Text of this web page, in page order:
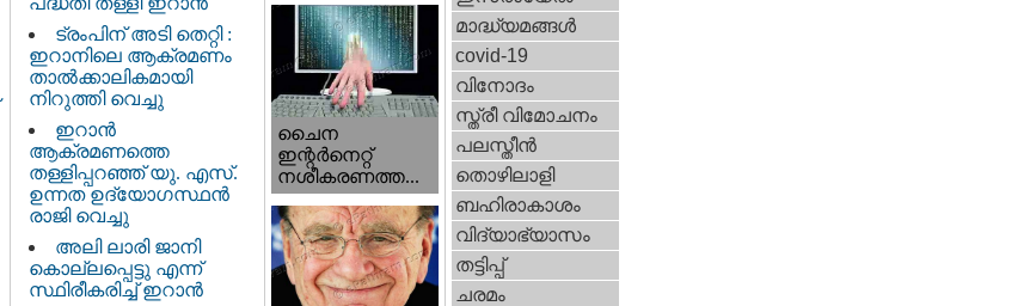
ട്രംപിന് അടി തെറ്റി :
ഇറാനിലെ ആക്രമണം
താൽക്കാലികമായി
നിറുത്തി വെച്ചു
ഇറാന്‍
ആക്രമണത്തെ
തള്ളിപ്പറഞ്ഞ് യു. എസ്.
ഉന്നത ഉദ്യോഗസ്ഥൻ
രാജി വെച്ചു
അലി ലാരി ജാനി
കൊല്ലപ്പെട്ടു എന്ന്
സ്ഥിരീകരിച്ച് ഇറാൻ
ചൈന
ഇന്റർനെറ്റ്
നശീകരണത്ത...
മാദ്ധ്യമങ്ങള്‍
covid-19
വിനോദം
സ്ത്രീ വിമോചനം
പലസ്തീന്‍
തൊഴിലാളി
ബഹിരാകാശം
വിദ്യാഭ്യാസം
തട്ടിപ്പ്
ചരമം